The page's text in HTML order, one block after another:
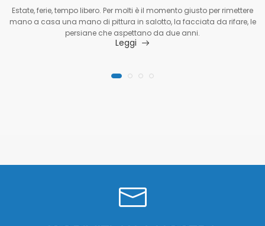
Estate, ferie, tempo libero. Per molti è il momento giusto per rimettere
mano a casa una mano di pittura in salotto, la facciata da rifare, le
persiane che aspettano da due anni.
Leggi